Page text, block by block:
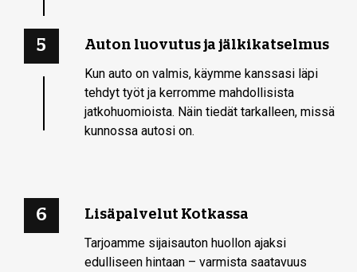
5 Auton luovutus ja jälkikatselmus
Kun auto on valmis, käymme kanssasi läpi
tehdyt työt ja kerromme mahdollisista
jatkohuomioista. Näin tiedät tarkalleen, missä
kunnossa autosi on.
6 Lisäpalvelut Kotkassa
Tarjoamme sijaisauton huollon ajaksi
edulliseen hintaan – varmista saatavuus